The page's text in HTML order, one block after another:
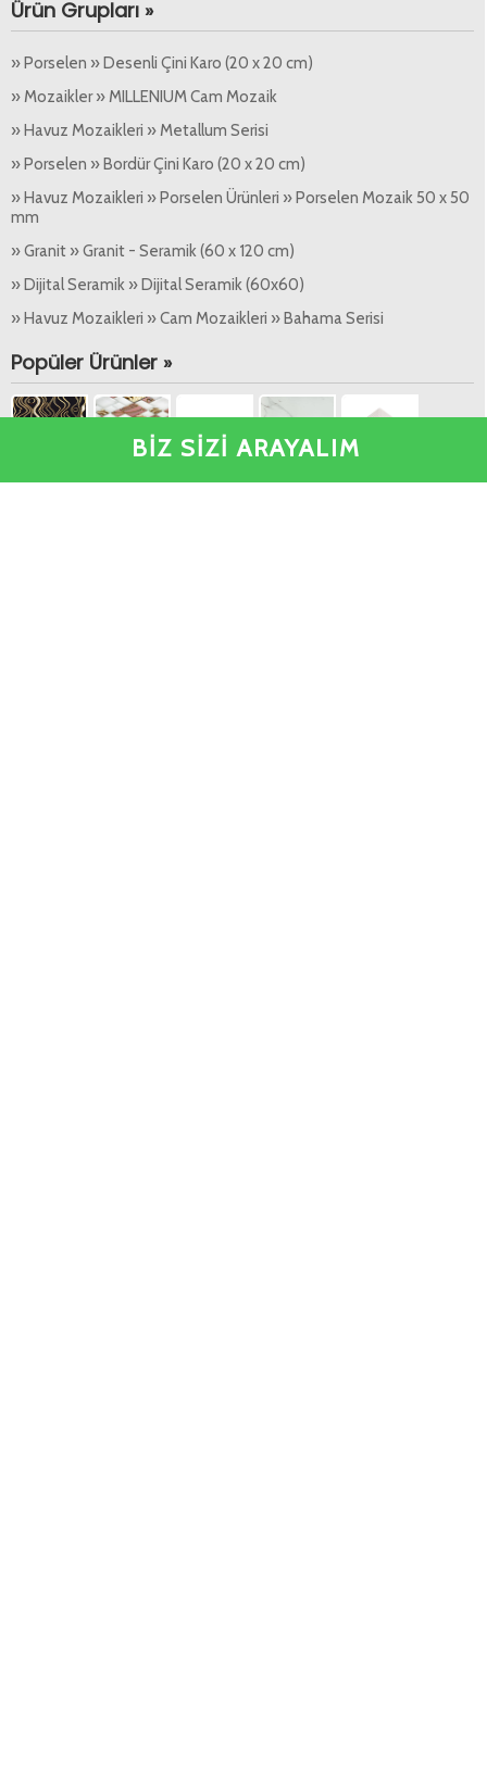
BİZ SİZİ ARAYALIM
Ürün Grupları »
» Porselen » Desenli Çini Karo (20 x 20 cm)
» Mozaikler » MILLENIUM Cam Mozaik
» Havuz Mozaikleri » Metallum Serisi
» Porselen » Bordür Çini Karo (20 x 20 cm)
» Havuz Mozaikleri » Porselen Ürünleri » Porselen Mozaik 50 x 50
mm
» Granit » Granit - Seramik (60 x 120 cm)
» Dijital Seramik » Dijital Seramik (60x60)
» Havuz Mozaikleri » Cam Mozaikleri » Bahama Serisi
Popüler Ürünler »